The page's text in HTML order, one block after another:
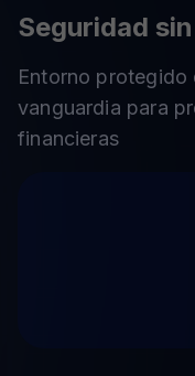
Seguridad
Entorno protegido
vanguardia para
financieras